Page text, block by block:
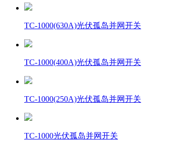
TC-1000(630A)光伏孤岛并网开关
TC-1000(400A)光伏孤岛并网开关
TC-1000(250A)光伏孤岛并网开关
TC-1000光伏孤岛并网开关